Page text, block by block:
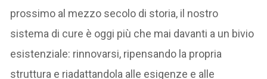
prossimo al mezzo secolo di storia, il nostro
sistema di cure è oggi più che mai davanti a un bivio
esistenziale: rinnovarsi, ripensando la propria
struttura e riadattandola alle esigenze e alle